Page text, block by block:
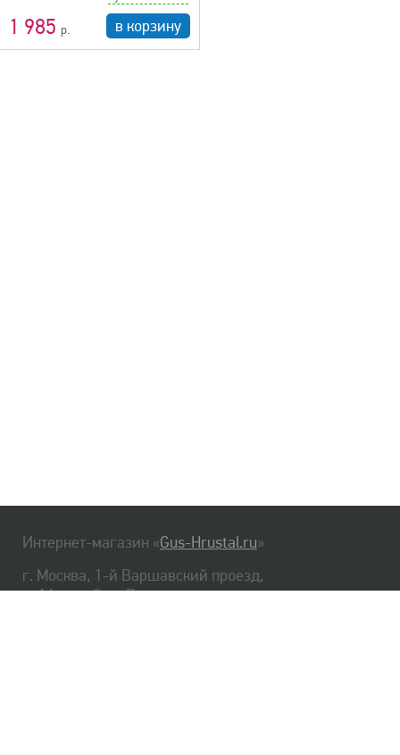
1 985 в корзину
Интернет-магазин «Gus-Hrustal.ru»
г. Москва, 1-й Варшавский проезд,
д. 1А, стр. 3, м. Варшавская